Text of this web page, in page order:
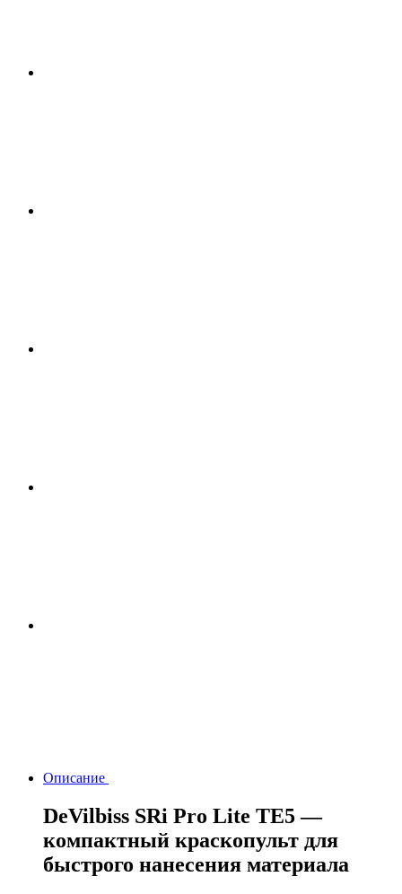
Описание
DeVilbiss SRi Pro Lite TE5 —
компактный краскопульт для
быстрого нанесения материала